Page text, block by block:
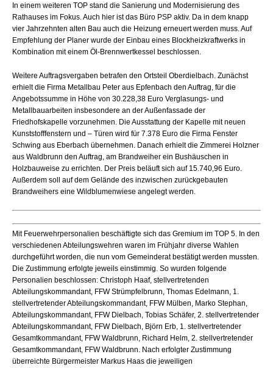
In einem weiteren TOP stand die Sanierung und Modernisierung des
Rathauses im Fokus. Auch hier ist das Büro PSP aktiv. Da in dem knapp
vier Jahrzehnten alten Bau auch die Heizung erneuert werden muss. Auf
Empfehlung der Planer wurde der Einbau eines Blockheizkraftwerks in
Kombination mit einem Öl-Brennwertkessel beschlossen.
Weitere Auftragsvergaben betrafen den Ortsteil Oberdielbach. Zunächst
erhielt die Firma Metallbau Peter aus Epfenbach den Auftrag, für die
Angebotssumme in Höhe von 30.228,38 Euro Verglasungs- und
Metallbauarbeiten insbesondere an der Außenfassade der
Friedhofskapelle vorzunehmen. Die Ausstattung der Kapelle mit neuen
Kunststofffenstern und – Türen wird für 7.378 Euro die Firma Fenster
Schwing aus Eberbach übernehmen. Danach erhielt die Zimmerei Holzner
aus Waldbrunn den Auftrag, am Brandweiher ein Bushäuschen in
Holzbauweise zu errichten. Der Preis beläuft sich auf 15.740,96 Euro.
Außerdem soll auf dem Gelände des inzwischen zurückgebauten
Brandweihers eine Wildblumenwiese angelegt werden.
Mit Feuerwehrpersonalien beschäftigte sich das Gremium im TOP 5. In den
verschiedenen Abteilungswehren waren im Frühjahr diverse Wahlen
durchgeführt worden, die nun vom Gemeinderat bestätigt werden mussten.
Die Zustimmung erfolgte jeweils einstimmig. So wurden folgende
Personalien beschlossen: Christoph Haaf, stellvertretenden
Abteilungskommandant, FFW Strümpfelbrunn, Thomas Edelmann, 1.
stellvertretender Abteilungskommandant, FFW Mülben, Marko Stephan,
Abteilungskommandant, FFW Dielbach, Tobias Schäfer, 2. stellvertretender
Abteilungskommandant, FFW Dielbach, Björn Erb, 1. stellvertretender
Gesamtkommandant, FFW Waldbrunn, Richard Helm, 2. stellvertretender
Gesamtkommandant, FFW Waldbrunn. Nach erfolgter Zustimmung
überreichte Bürgermeister Markus Haas die jeweiligen